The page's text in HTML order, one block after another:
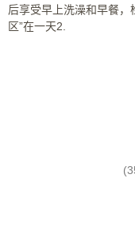
后享受早上洗澡和早餐，
区”在一天2.